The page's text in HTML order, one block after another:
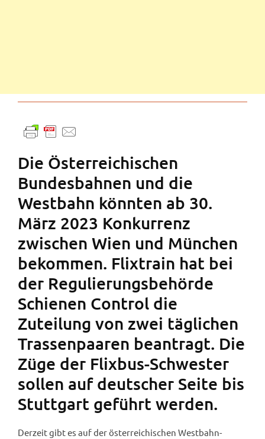
Die Österreichischen
Bundesbahnen und die
Westbahn könnten ab 30.
März 2023 Konkurrenz
zwischen Wien und München
bekommen. Flixtrain hat bei
der Regulierungsbehörde
Schienen Control die
Zuteilung von zwei täglichen
Trassenpaaren beantragt. Die
Züge der Flixbus-Schwester
sollen auf deutscher Seite bis
Stuttgart geführt werden.
Derzeit gibt es auf der österreichischen Westbahn-